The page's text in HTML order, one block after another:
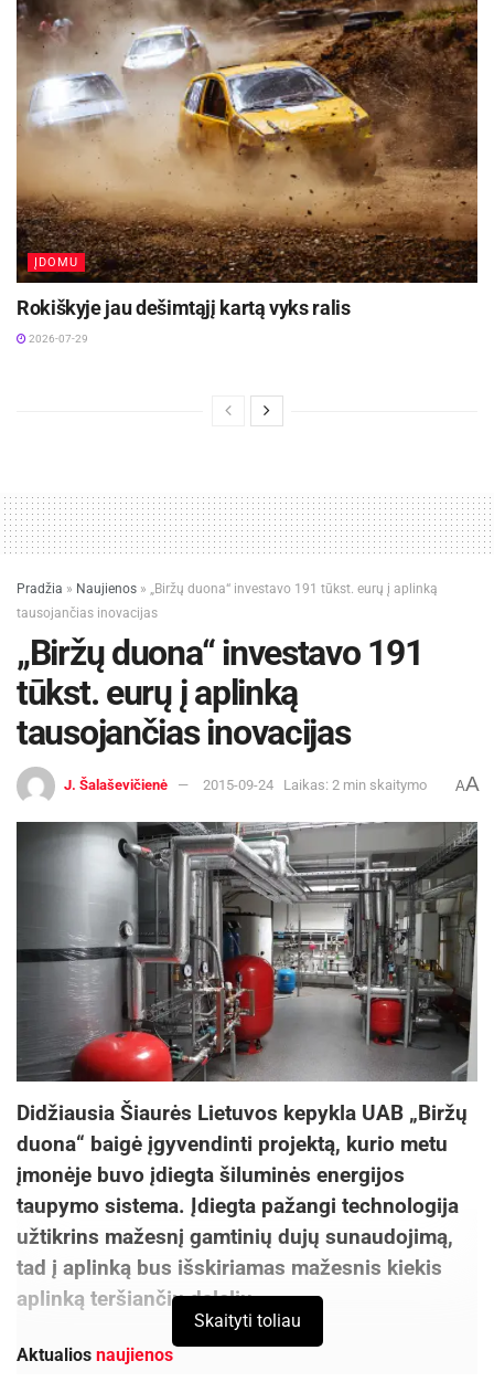
ĮDOMU
Rokiškyje jau dešimtąjį kartą vyks ralis
2026-07-29
Pradžia » Naujienos » „Biržų duona“ investavo 191 tūkst. eurų į aplinką
tausojančias inovacijas
„Biržų duona“ investavo 191
tūkst. eurų į aplinką
tausojančias inovacijas
J. Šalaševičienė 2015-09-24 Laikas: 2 min skaitymo AA
Didžiausia Šiaurės Lietuvos kepykla UAB „Biržų
duona“ baigė įgyvendinti projektą, kurio metu
įmonėje buvo įdiegta šiluminės energijos
taupymo sistema. Įdiegta pažangi technologija
užtikrins mažesnį gamtinių dujų sunaudojimą,
tad į aplinką bus išskiriamas mažesnis kiekis
aplinką teršiančių dalelių.
Aktualios naujienos
Skaityti toliau